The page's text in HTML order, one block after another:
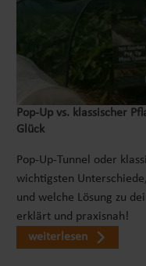
Pop‑Up vs. klassischer
Glück
Pop-Up-Tunnel oder
wichtigsten
und welche Lösung zu
erklärt und praxisnah!
weiterlesen